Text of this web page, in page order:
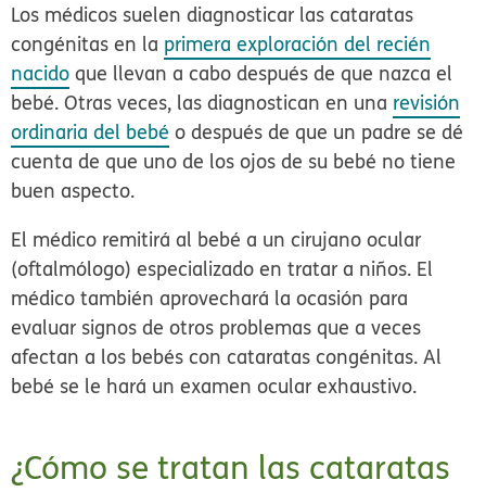
Los médicos suelen diagnosticar las cataratas
congénitas en la primera exploración del recién
nacido que llevan a cabo después de que nazca el
bebé. Otras veces, las diagnostican en una revisión
ordinaria del bebé o después de que un padre se dé
cuenta de que uno de los ojos de su bebé no tiene
buen aspecto.
El médico remitirá al bebé a un cirujano ocular
(oftalmólogo) especializado en tratar a niños. El
médico también aprovechará la ocasión para
evaluar signos de otros problemas que a veces
afectan a los bebés con cataratas congénitas. Al
bebé se le hará un examen ocular exhaustivo.
¿Cómo se tratan las cataratas